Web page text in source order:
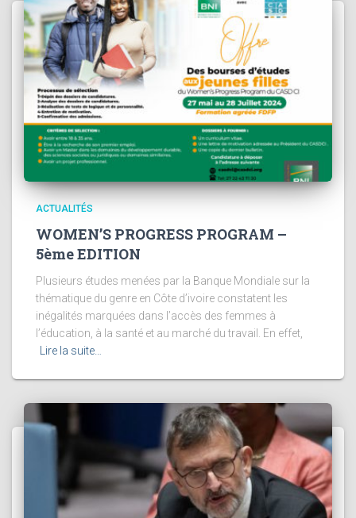
ACTUALITÉS
WOMEN’S PROGRESS PROGRAM –
5ème EDITION
Plusieurs études menées par la Banque Mondiale sur la
thématique du genre en Côte d’ivoire constatent les
inégalités marquées dans l’accès des femmes à
l’éducation, à la santé et au marché du travail. En effet,
Lire la suite…